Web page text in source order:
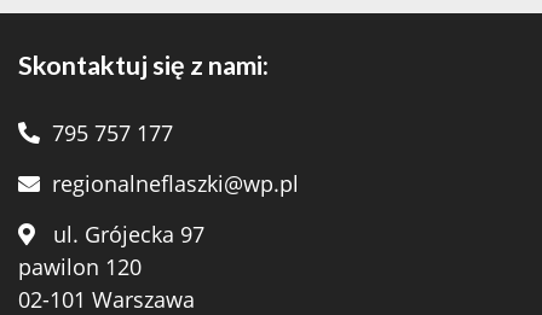
Skontaktuj się z nami:
795 757 177
regionalneflaszki@wp.pl
ul. Grójecka 97
pawilon 120
02-101 Warszawa